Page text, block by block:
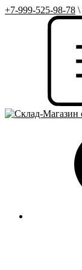
+7-999-525-98-78 \